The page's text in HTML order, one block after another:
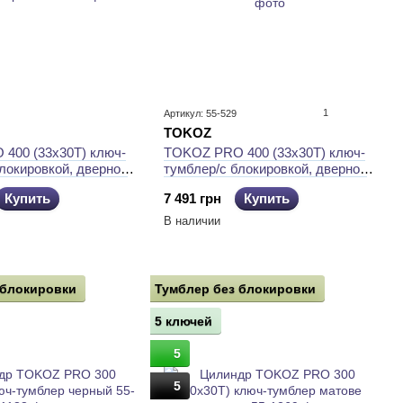
400 (33x30T) ключ-
дверной
Купить
Артикул: 55-529 1
TOKOZ
TOKOZ PRO 400 (33x30T) ключ-
тумблер/с блокировкой, дверной
цилиндр, матовое золото
7 491 грн
Купить
В наличии
Тумблер без блокировки
5 ключей
5
5